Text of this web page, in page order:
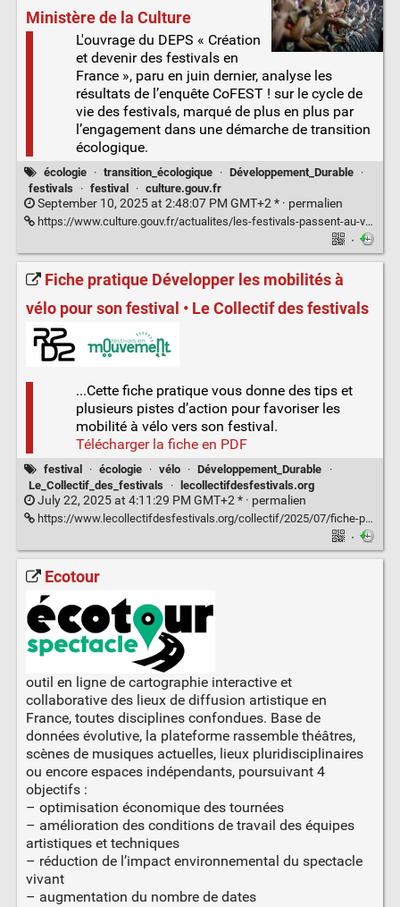
Ministère de la Culture
L'ouvrage du DEPS « Création
et devenir des festivals en
France », paru en juin dernier, analyse les
résultats de l’enquête CoFEST ! sur le cycle de
vie des festivals, marqué de plus en plus par
l’engagement dans une démarche de transition
écologique.
écologie · transition_écologique · Développement_Durable ·
festivals
· festival · culture.gouv.fr
September 10, 2025 at 2:48:07 PM GMT+2 * · permalien
https://www.culture.gouv.fr/actualites/les-festivals-passent-au-vert
·
Fiche pratique Développer les mobilités à
vélo pour son festival • Le Collectif des festivals
...Cette fiche pratique vous donne des tips et
plusieurs pistes d’action pour favoriser les
mobilité à vélo vers son festival.
Télécharger la fiche en PDF
festival · écologie · vélo · Développement_Durable
·
Le_Collectif_des_festivals
· lecollectifdesfestivals.org
July 22, 2025 at 4:11:29 PM GMT+2 * · permalien
https://www.lecollectifdesfestivals.org/collectif/2025/07/fiche-pratique-developper-les-mobilites-a-velo-pour-son-festival/
·
Ecotour
outil en ligne de cartographie interactive et
collaborative des lieux de diffusion artistique en
France, toutes disciplines confondues. Base de
données évolutive, la plateforme rassemble théâtres,
scènes de musiques actuelles, lieux pluridisciplinaires
ou encore espaces indépendants, poursuivant 4
objectifs :
– optimisation économique des tournées
– amélioration des conditions de travail des équipes
artistiques et techniques
– réduction de l’impact environnemental du spectacle
vivant
– augmentation du nombre de dates